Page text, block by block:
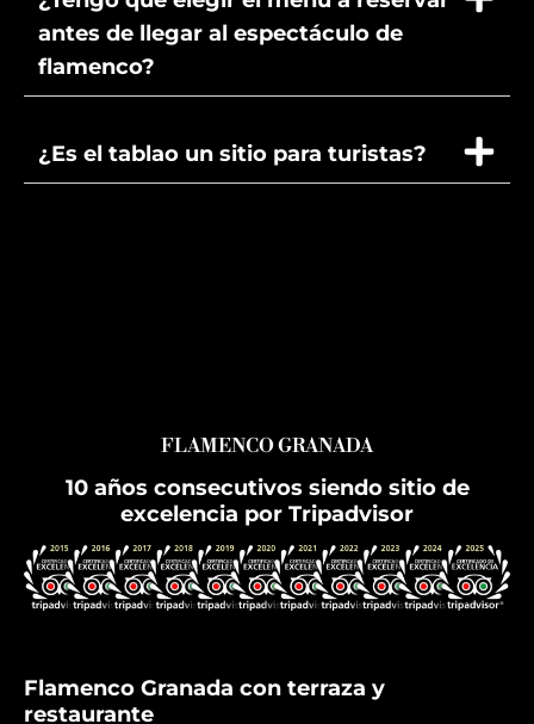
antes de llegar al espectáculo de
flamenco?
¿Es el tablao un sitio para turistas?
FLAMENCO GRANADA
10 años consecutivos siendo sitio de
excelencia por Tripadvisor
Flamenco Granada con terraza y
restaurante